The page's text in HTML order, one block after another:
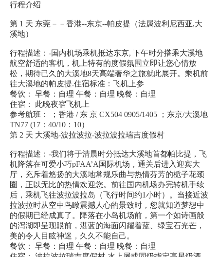
行程介绍
第 1 天 东莞－－香港--东京--帕皮提（法属波利尼西亚,大
溪地）
行程描述：-国内机场乘机抵达东京, 下午时分搭乘大溪地
航空舒适的客机，机上特有的度假氛围立即让您心情放
松，期待已久的大溪地8天高端奢华之旅就此展开。乘机前
往大溪地的帕皮提.住宿标准：飞机上参
餐饮： 早餐：自理 午餐：自理 晚餐：自理
住宿： 此晚夜宿飞机上
参考航班： ；香港 / 东 京 CX504 0905/1405 ；东京/大溪地
TN77 (17：40/10：10）
第 2 天 大溪地-波拉波拉-波拉波拉瑞吉度假村
行程描述：-我们将于清晨时分抵达大溪地首都帕比提，飞
机降落在可爱小巧pFAA’A国际机场，通关后进入迎宾大
厅，充斥着悠扬的大溪地常规乐曲与热情芬芳的栀子花颈
圈，正以无比的热情欢迎您。前往国内机场办完转机手续
后，乘机飞往波拉波拉岛（飞行时间约1小时）。当接近波
拉波拉时从空中鸟瞰震撼人心的景致时，您就知道梦想中
的假期已经成真了。降落在小岛机场前，第一个如诗画般
的泻湖即呈现眼前，湛蓝的海面闪耀着蓝、绿宝石光芒，
美的令人目眩神迷，久久不能自己。
餐饮： 早餐：自理 午餐：自理 晚餐：自理